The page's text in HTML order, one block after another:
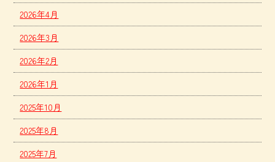
2026年4月
2026年3月
2026年2月
2026年1月
2025年10月
2025年8月
2025年7月